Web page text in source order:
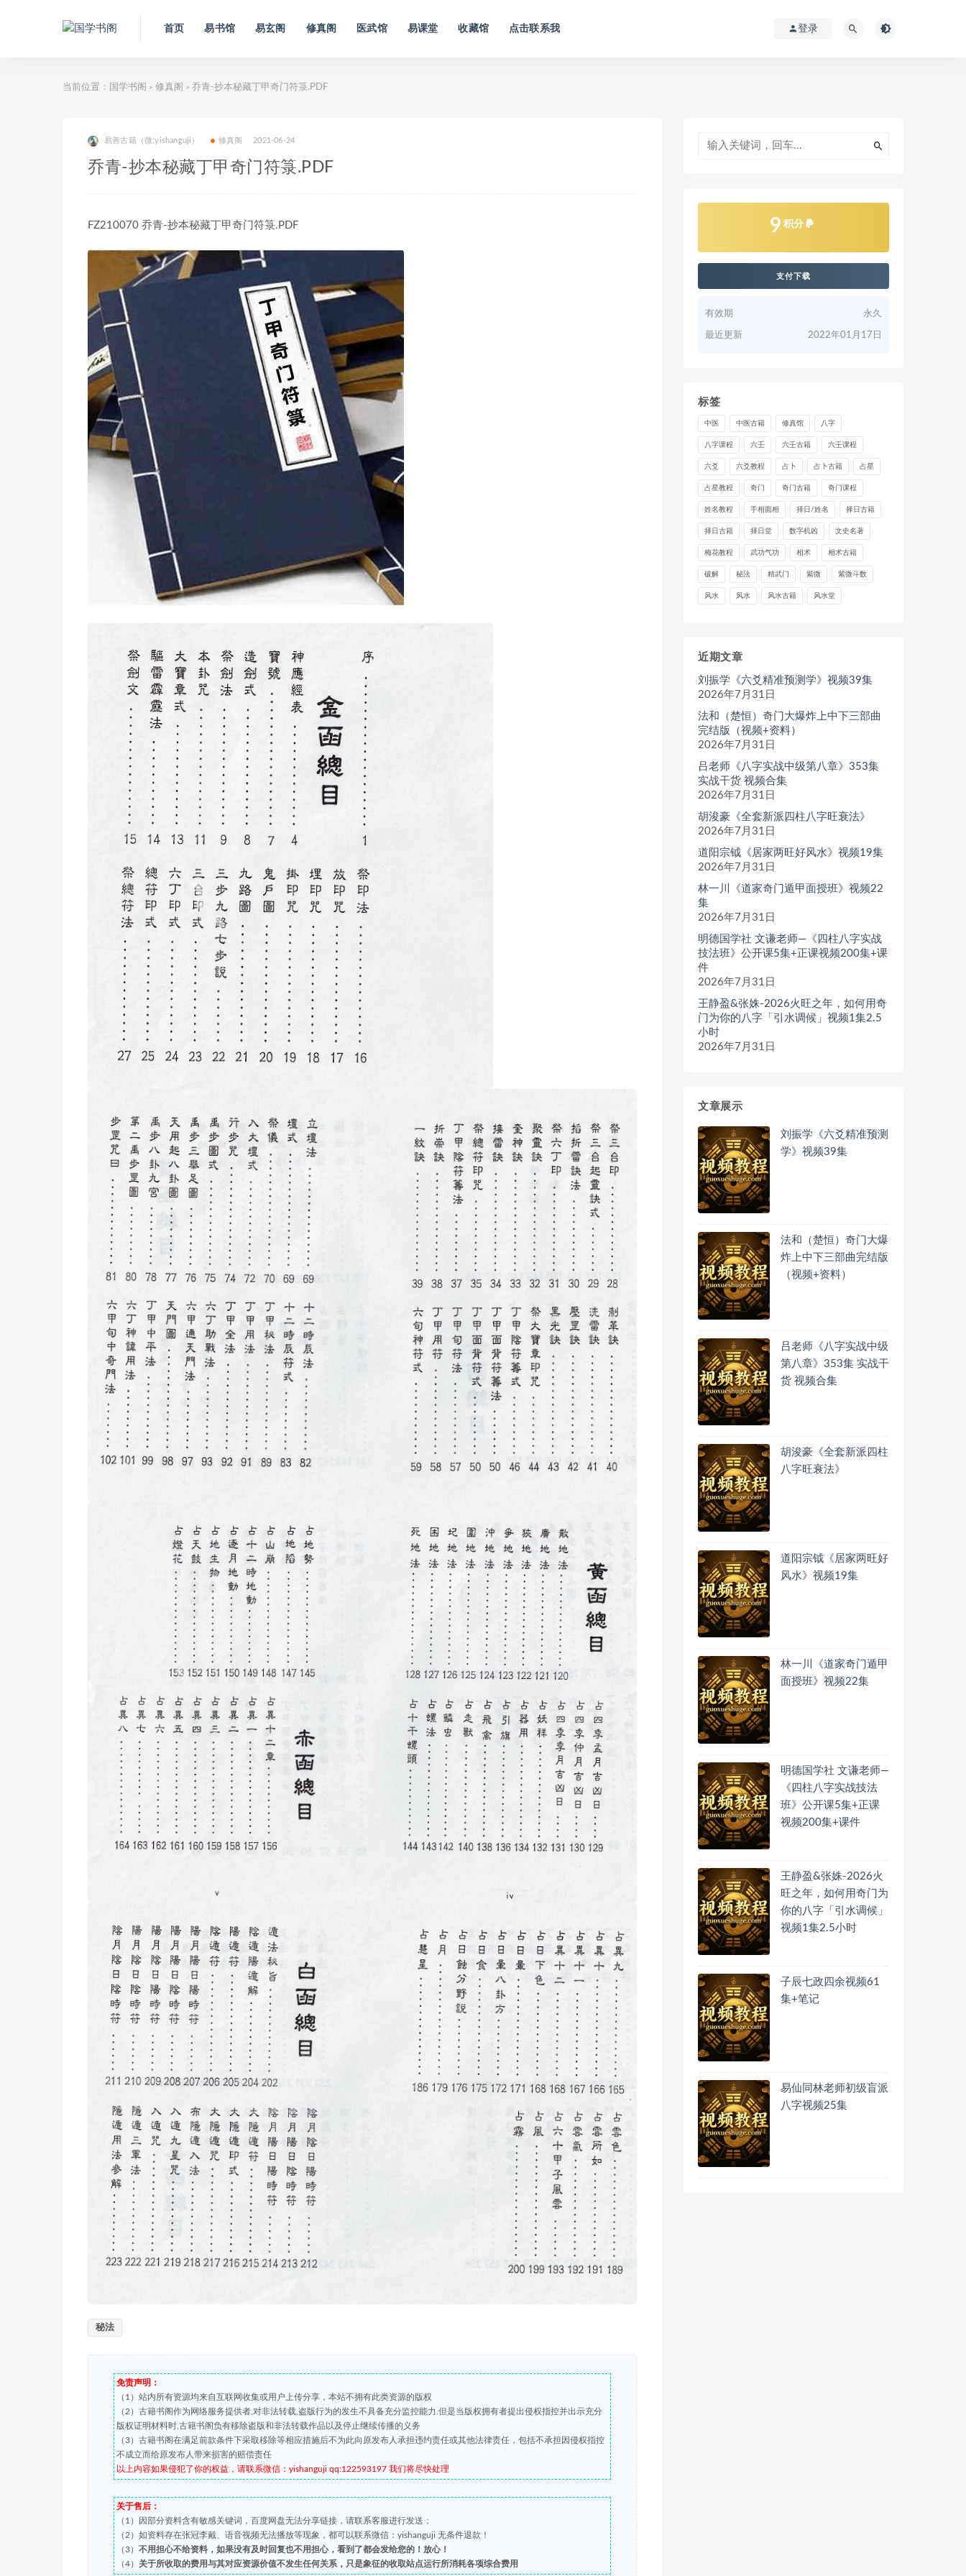
首页 易书馆 易玄阁 修真阁 医武馆 易课堂 收藏馆 点击联系我 登录
当前位置： 国学书阁 > 修真阁 > 乔青-抄本秘藏丁甲奇门符箓.PDF
易善古籍（微:yishanguji） 修真阁 2021-06-24
乔青-抄本秘藏丁甲奇门符箓.PDF
FZ210070 乔青-抄本秘藏丁甲奇门符箓.PDF
秘法
免责声明：
（1）站内所有资源均来自互联网收集或用户上传分享，本站不拥有此类资源的版权
（2）古籍书阁作为网络服务提供者,对非法转载,盗版行为的发生不具备充分监控能力.但是当版权拥有者提出侵权指控并出示充分
版权证明材料时,古籍书阁负有移除盗版和非法转载作品以及停止继续传播的义务
（3）古籍书阁在满足前款条件下采取移除等相应措施后不为此向原发布人承担违约责任或其他法律责任，包括不承担因侵权指控
不成立而给原发布人带来损害的赔偿责任
以上内容如果侵犯了你的权益，请联系微信：yishanguji qq:122593197 我们将尽快处理
关于售后：
（1）因部分资料含有敏感关键词，百度网盘无法分享链接，请联系客服进行发送；
（2）如资料存在张冠李戴、语音视频无法播放等现象，都可以联系微信：yishanguji 无条件退款！
（3） 不用担心不给资料，如果没有及时回复也不用担心，看到了都会发给您的！放心！
（4） 关于所收取的费用与其对应资源价值不发生任何关系，只是象征的收取站点运行所消耗各项综合费用
9 积分
支付下载
有效期 永久
最近更新 2022年01月17日
标签
中医 中医古籍 修真馆 八字
八字课程 六壬 六壬古籍 六壬课程
六爻 六爻教程 占卜 占卜古籍 占星
占星教程 奇门 奇门古籍 奇门课程
姓名教程 手相面相 择日/姓名 择日古籍
择日古籍 择日堂 数字机凶 文史名著
梅花教程 武功气功 相术 相术古籍
破解 秘法 精武门 紫微 紫微斗数
风水 风水 风水古籍 风水堂
近期文章
刘振学《六爻精准预测学》视频39集
2026年7月31日
法和（楚恒）奇门大爆炸上中下三部曲
完结版（视频+资料）
2026年7月31日
吕老师《八字实战中级第八章》353集
实战干货 视频合集
2026年7月31日
胡浚豪《全套新派四柱八字旺衰法》
2026年7月31日
道阳宗钺《居家两旺好风水》视频19集
2026年7月31日
林一川《道家奇门遁甲面授班》视频22
集
2026年7月31日
明德国学社 文谦老师—《四柱八字实战
技法班》公开课5集+正课视频200集+课
件
2026年7月31日
王静盈&张姝-2026火旺之年，如何用奇
门为你的八字「引水调候」视频1集2.5
小时
2026年7月31日
文章展示
刘振学《六爻精准预测
学》视频39集
法和（楚恒）奇门大爆
炸上中下三部曲完结版
（视频+资料）
吕老师《八字实战中级
第八章》353集 实战干
货 视频合集
胡浚豪《全套新派四柱
八字旺衰法》
道阳宗钺《居家两旺好
风水》视频19集
林一川《道家奇门遁甲
面授班》视频22集
明德国学社 文谦老师—
《四柱八字实战技法
班》公开课5集+正课
视频200集+课件
王静盈&张姝-2026火
旺之年，如何用奇门为
你的八字「引水调候」
视频1集2.5小时
子辰七政四余视频61
集+笔记
易仙同林老师初级盲派
八字视频25集